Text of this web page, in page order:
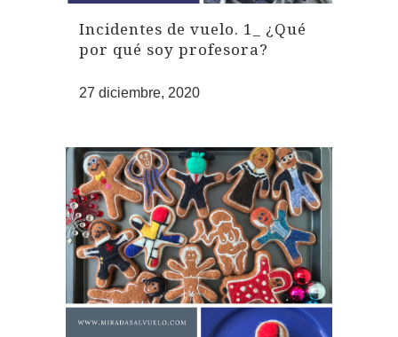
Incidentes de vuelo. 1_ ¿Qué
por qué soy profesora?
27 diciembre, 2020